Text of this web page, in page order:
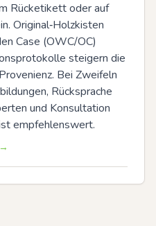
Rücketikett oder auf
Original‑Holzkisten
Case (OWC/OC)
steigern die
Bei Zweifeln
Rücksprache
und Konsultation
empfehlenswert.